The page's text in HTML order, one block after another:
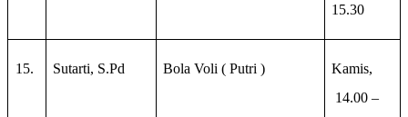
15.30
15. Sutarti, S.Pd Bola Voli ( Putri )
Kamis,
14.00 –